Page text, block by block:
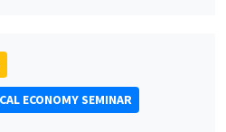
ECONOMY SEMINAR